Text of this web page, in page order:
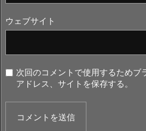
ウェブサイト
次回のコメントで使用するためブ
アドレス、サイトを保存する。